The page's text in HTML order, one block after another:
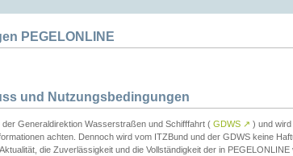
PEGELONLINE
und Nutzungsbedingungen
der Generaldirektion Wasserstraßen und Schifffahrt ( GDWS ↗ ) und wird
achten. Dennoch wird vom ITZBund und der GDWS keine
die Zuverlässigkeit und die Vollständigkeit der in